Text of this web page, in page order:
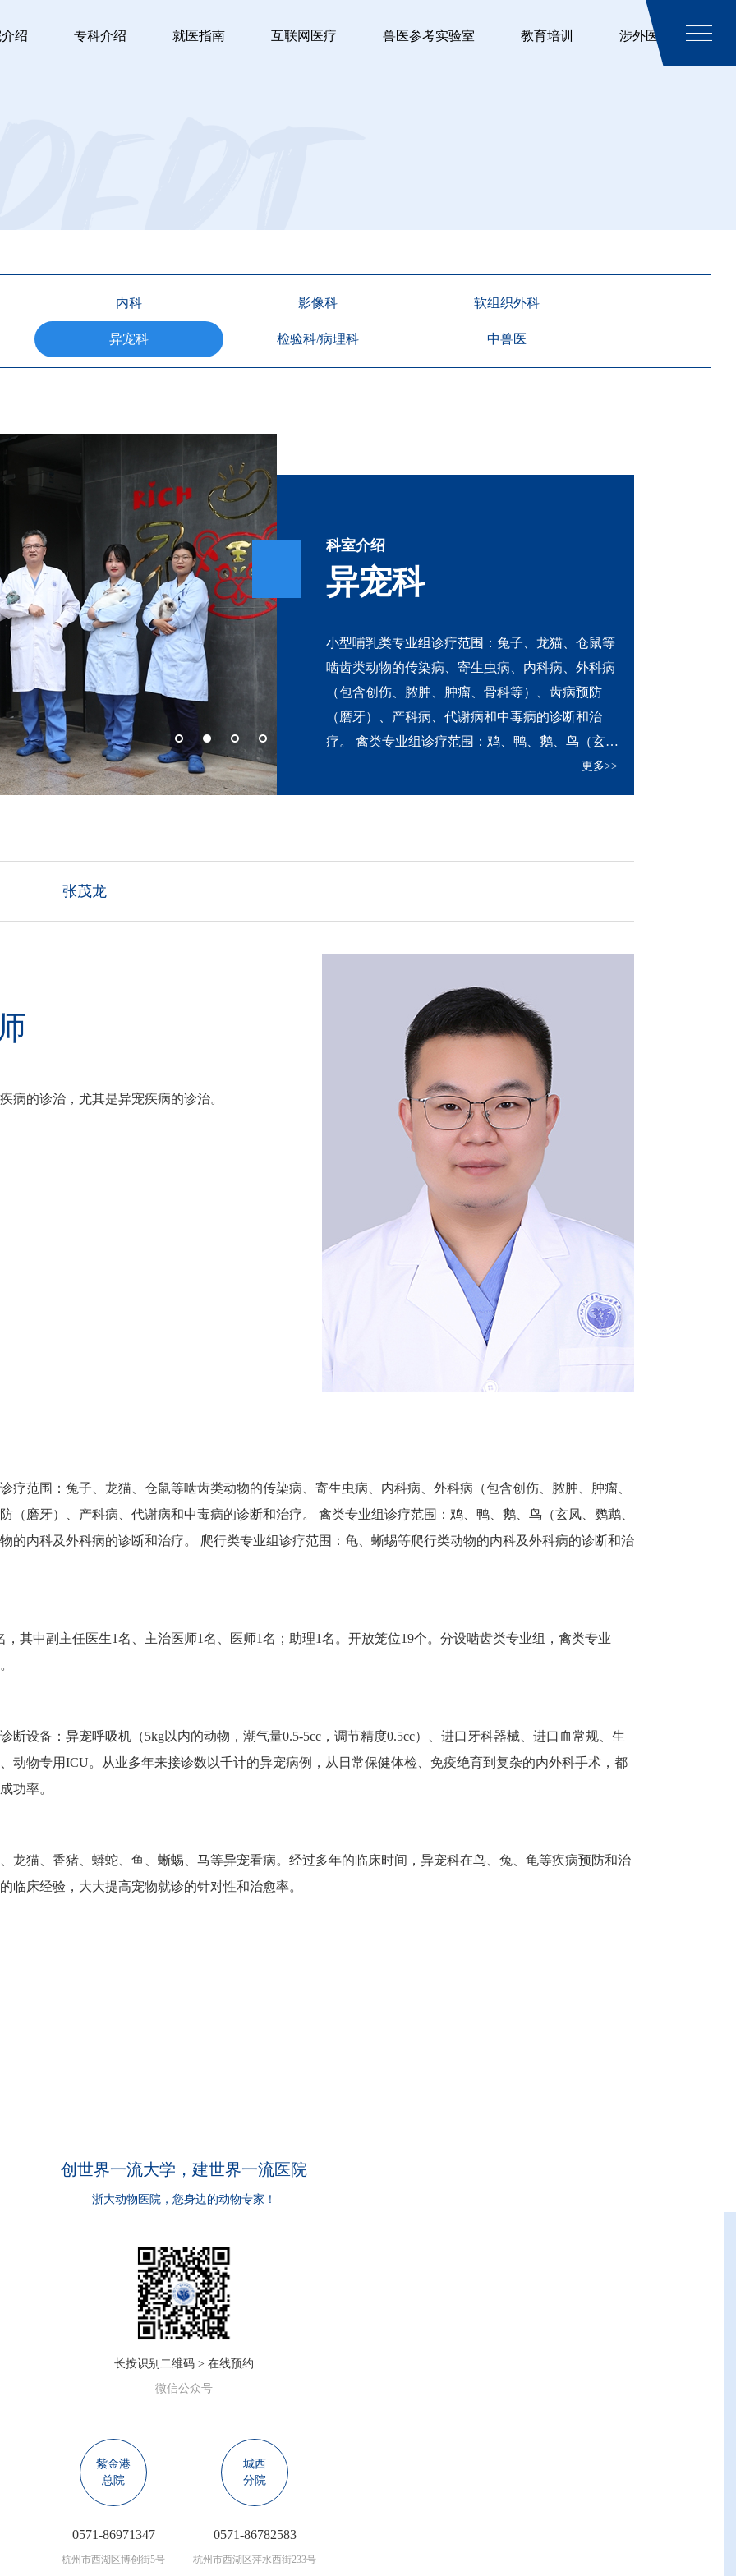
内科 影像科 软组织外科
异宠科 检验科/病理科 中兽医
科室介绍
异宠科
小型哺乳类专业组诊疗范围：兔子、龙猫、仓鼠等
啮齿类动物的传染病、寄生虫病、内科病、外科病
（包含创伤、脓肿、肿瘤、骨科等）、齿病预防
（磨牙）、产科病、代谢病和中毒病的诊断和治
疗。 禽类专业组诊疗范围：鸡、鸭、鹅、鸟（玄
凤、鹦鹉、斑鸠等）等禽类动物的内科及外科病的
更多>>
张茂龙
病的诊治，尤其是异宠疾病的诊治。
兽医师
鹦鹉繁育基地、动物园和异宠专科医院工作,
疗范围：兔子、龙猫、仓鼠等啮齿类动物的传染病、寄生虫病、内科病、外科病（包含创伤、脓肿、肿瘤、
（磨牙）、产科病、代谢病和中毒病的诊断和治疗。 禽类专业组诊疗范围：鸡、鸭、鹅、鸟（玄凤、鹦鹉、
的内科及外科病的诊断和治疗。 爬行类专业组诊疗范围：龟、蜥蜴等爬行类动物的内科及外科病的诊断和治
，其中副主任医生1名、主治医师1名、医师1名；助理1名。开放笼位19个。分设啮齿类专业组，禽类专业
断设备：异宠呼吸机（5kg以内的动物，潮气量0.5-5cc，调节精度0.5cc）、进口牙科器械、进口血常规、生
动物专用ICU。从业多年来接诊数以千计的异宠病例，从日常保健体检、免疫绝育到复杂的内外科手术，都
功率。
龙猫、香猪、蟒蛇、鱼、蜥蜴、马等异宠看病。经过多年的临床时间，异宠科在鸟、兔、龟等疾病预防和治
临床经验，大大提高宠物就诊的针对性和治愈率。
创世界一流大学，建世界一流医院
浙大动物医院，您身边的动物专家！
长按识别二维码 > 在线预约
微信公众号
紫金港
总院
0571-86971347
杭州市西湖区博创街5号
城西
分院
0571-86782583
杭州市西湖区萍水西街233号
绍 专科介绍 就医指南 互联网医疗 兽医参考实验室 教育培训 涉外医疗